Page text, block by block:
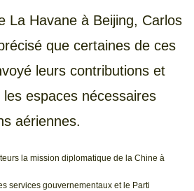
La Havane à Beijing, Carlos
que certaines de ces
leurs contributions et
les espaces nécessaires
aériennes.
la mission diplomatique de la Chine à
services gouvernementaux et le Parti